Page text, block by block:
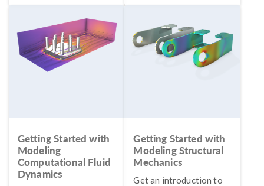
Getting Started with
Modeling
Computational Fluid
Dynamics
Getting Started with
Modeling Structural
Mechanics
Get an introduction to